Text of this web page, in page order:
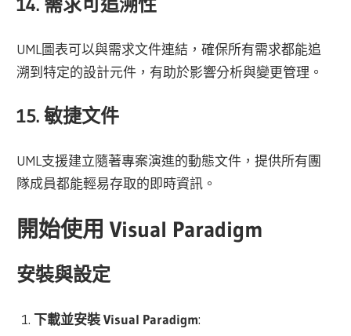
UML圖表可以與需求文件連結，確保所有需求都能追
溯到特定的設計元件，有助於影響分析與變更管理。
15. 敏捷文件
UML支援建立隨著專案演進的動態文件，提供所有團
隊成員都能輕易存取的即時資訊。
開始使用 Visual Paradigm
安裝與設定
下載並安裝 Visual Paradigm: